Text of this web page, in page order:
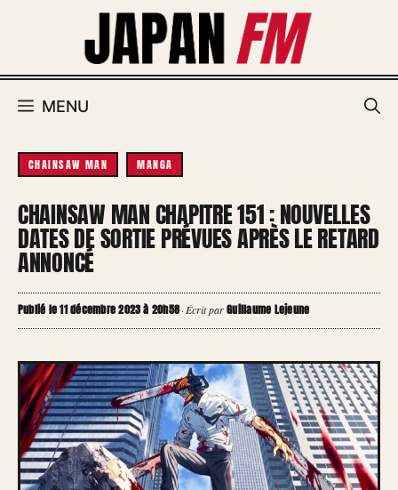
MENU
CHAINSAW MAN MANGA
CHAINSAW MAN CHAPITRE 151 : NOUVELLES
DATES DE SORTIE PRÉVUES APRÈS LE RETARD
ANNONCÉ
Publié le 11 décembre 2023 à 20h58·Écrit parGuillaume Lejeune